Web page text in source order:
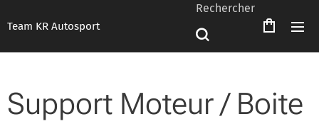
Team KR Autosport
Rechercher
Support Moteur / Boite